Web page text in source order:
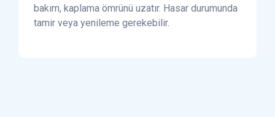
bakım, kaplama ömrünü uzatır. Hasar durumunda
tamir veya yenileme gerekebilir.